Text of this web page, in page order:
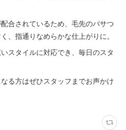
合されているため、毛先のパサつ
、指通りなめらかな仕上がりに。
スタイルに対応でき、毎日のスタ
る方はぜひスタッフまでお声かけ